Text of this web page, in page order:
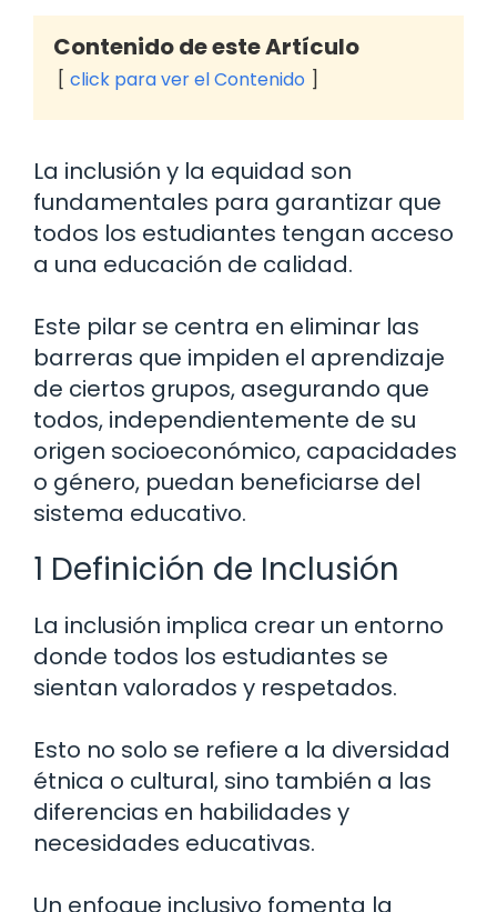
Contenido de este Artículo
click para ver el Contenido
La inclusión y la equidad son
fundamentales para garantizar que
todos los estudiantes tengan acceso
a una educación de calidad.
Este pilar se centra en eliminar las
barreras que impiden el aprendizaje
de ciertos grupos, asegurando que
todos, independientemente de su
origen socioeconómico, capacidades
o género, puedan beneficiarse del
sistema educativo.
1 Definición de Inclusión
La inclusión implica crear un entorno
donde todos los estudiantes se
sientan valorados y respetados.
Esto no solo se refiere a la diversidad
étnica o cultural, sino también a las
diferencias en habilidades y
necesidades educativas.
Un enfoque inclusivo fomenta la